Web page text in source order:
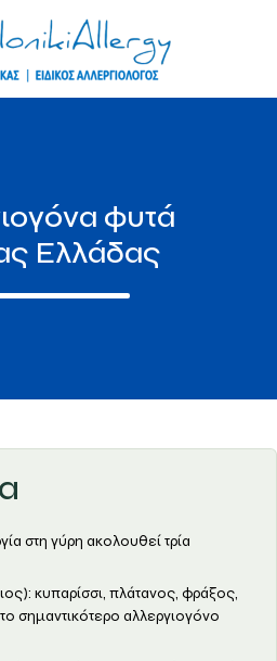
φυτά
Ελλάδας
στη γύρη ακολουθείτρία
κυπαρίσσι, πλάτανος, φράξος,
σημαντικότερο αλλεργιογόνο